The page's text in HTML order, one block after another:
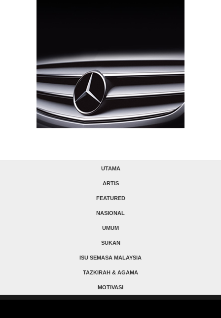
UTAMA
ARTIS
FEATURED
NASIONAL
UMUM
SUKAN
ISU SEMASA MALAYSIA
TAZKIRAH & AGAMA
MOTIVASI